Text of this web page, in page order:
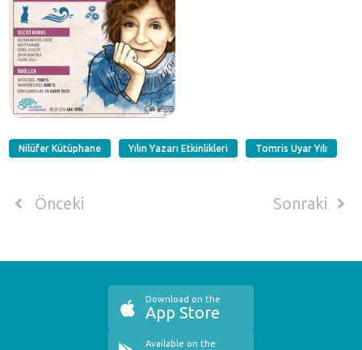
Nilüfer Kütüphane Yılın Yazarı Etkinlikleri Tomris Uyar Yılı
Önceki Sonraki
Download on the
App Store
Available on the